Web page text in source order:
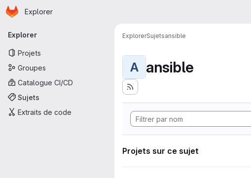
Passer au contenu principal
Page d'accueil
Explorer
Navigation principale
Explorer
Projets
Groupes
Catalogue CI/CD
Sujets
Extraits de code
ExplorerSujetsansible
A ansible
Projets sur ce sujet